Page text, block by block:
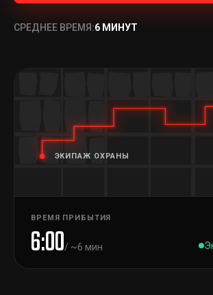
СРЕДНЕЕ ВРЕМЯ:6 МИНУТ
ЭКИПАЖ ОХРАНЫ
ВРЕМЯ ПРИБЫТИЯ
6:00/ ~6 мин